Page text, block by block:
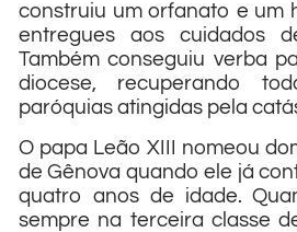
construiu um orfanato e um
entregues aos cuidados
Também conseguiu verba
diocese, recuperando
paróquias atingidas pela
O papa Leão XIII nomeou
de Gênova quando ele já
quatro anos de idade.
sempre na terceira classe